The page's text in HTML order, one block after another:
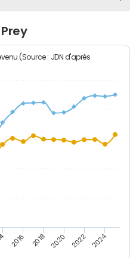
(Source : JDN d'après
2016 2018 2020 2022 2024